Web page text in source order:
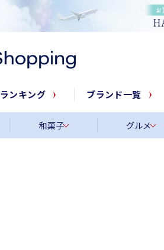
ランキング ブランド一覧
和菓子 グルメ